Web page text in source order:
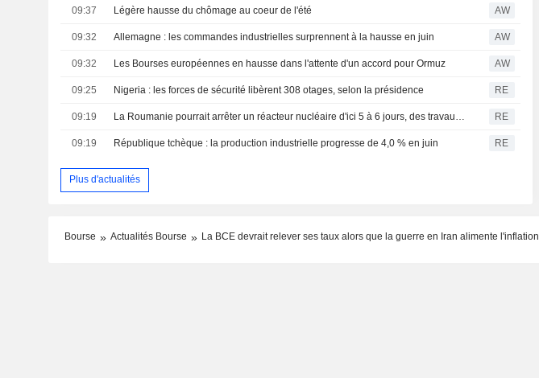
09:37 Légère hausse du chômage au coeur de l'été AW
09:32 Allemagne : les commandes industrielles surprennent à la hausse en juin AW
09:32 Les Bourses européennes en hausse dans l'attente d'un accord pour Ormuz AW
09:25 Nigeria : les forces de sécurité libèrent 308 otages, selon la présidence RE
09:19 RE
09:19 République tchèque : la production industrielle progresse de 4,0 % en juin RE
Plus d'actualités
Bourse Actualités Bourse La BCE devrait relever ses taux alors que la guerre en Iran alimente l'inflation